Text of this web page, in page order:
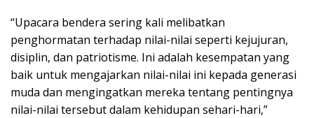
“Upacara bendera sering kali melibatkan
penghormatan terhadap nilai-nilai seperti kejujuran,
disiplin, dan patriotisme. Ini adalah kesempatan yang
baik untuk mengajarkan nilai-nilai ini kepada generasi
muda dan mengingatkan mereka tentang pentingnya
nilai-nilai tersebut dalam kehidupan sehari-hari,”